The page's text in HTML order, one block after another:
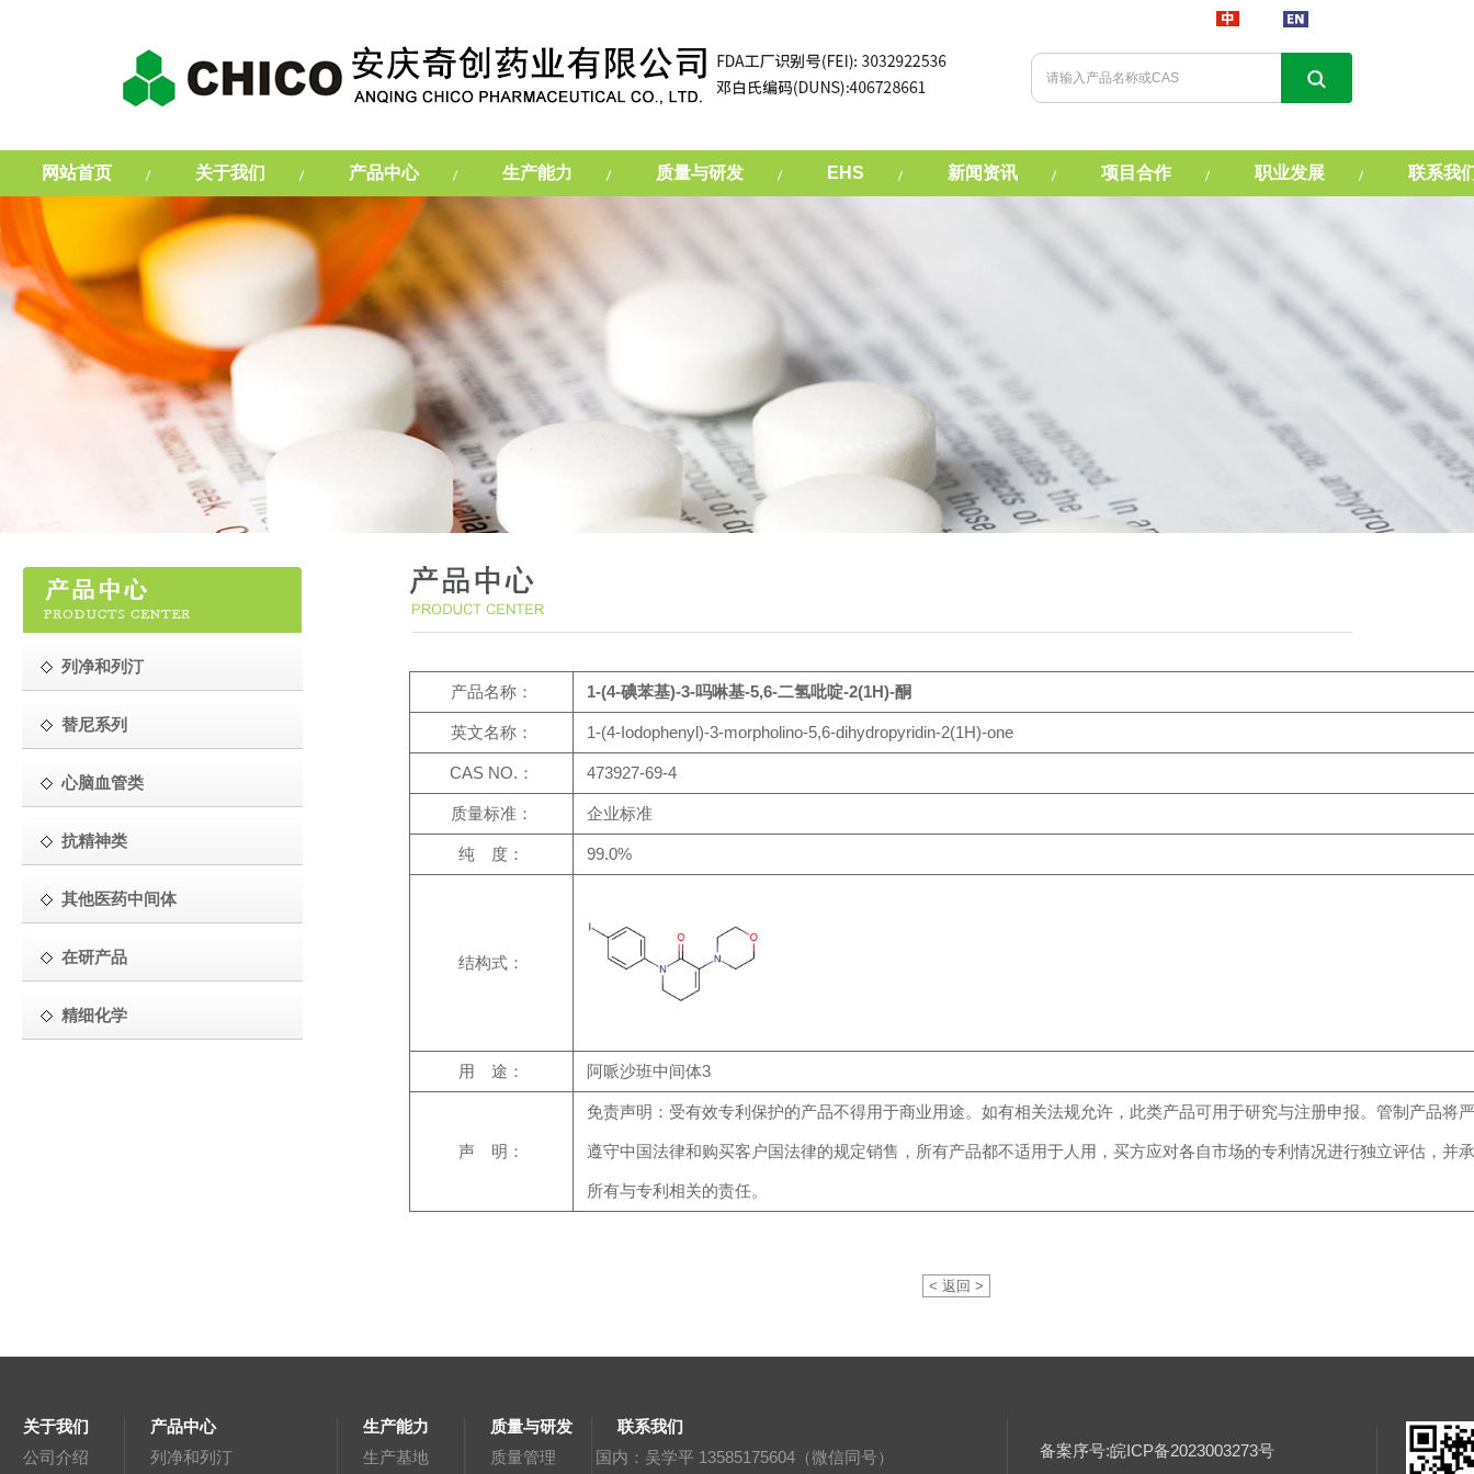
网站首页 关于我们 产品中心 生产能力 质量与研发 EHS 新闻资讯 项目合作 职业发展 联系我
列净和列汀
替尼系列
心脑血管类
抗精神类
其他医药中间体
在研产品
精细化学
产品名称： 1-(4-碘苯基)-3-吗啉基-5,6-二氢吡啶-2(1H)-酮
英文名称： 1-(4-Iodophenyl)-3-morpholino-5,6-dihydropyridin-2(1H)-one
CAS NO.： 473927-69-4
质量标准： 企业标准
纯 度： 99.0%
结构式：
用 途： 阿哌沙班中间体3
声 明：
免责声明：受有效专利保护的产品不得用于商业用途。如有相关法规允许，此类产品可用于研究与注册申报。管制产品将
遵守中国法律和购买客户国法律的规定销售，所有产品都不适用于人用，买方应对各自市场的专利情况进行独立评估，并
所有与专利相关的责任。
< 返回 >
关于我们
公司介绍
产品中心
列净和列汀
生产能力
生产基地
质量与研发
质量管理
联系我们
国内：吴学平 13585175604（微信同号）
备案序号:皖ICP备2023003273号